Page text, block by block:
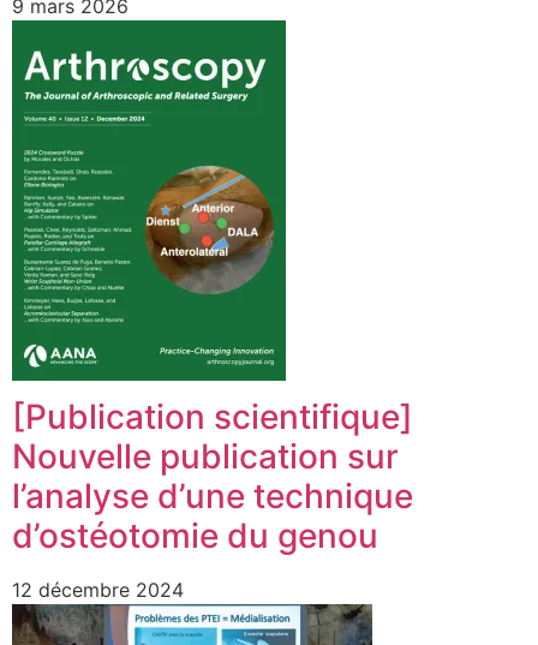
9 mars 2026
[Publication scientifique]
Nouvelle publication sur
l’analyse d’une technique
d’ostéotomie du genou
12 décembre 2024